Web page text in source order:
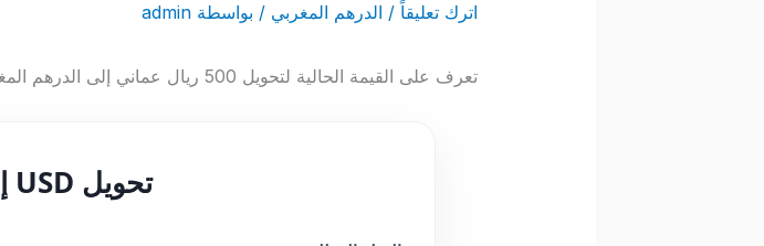
اترك تعليقاً / الدرهم المغربي / بواسطة admin
تعرف على القيمة الحالية لتحويل 500 ريال عماني إلى الدرهم المغربي. احصل على أدق المعلومات حول سعر الصرف الحالي.
تحويل USD إلى MAD